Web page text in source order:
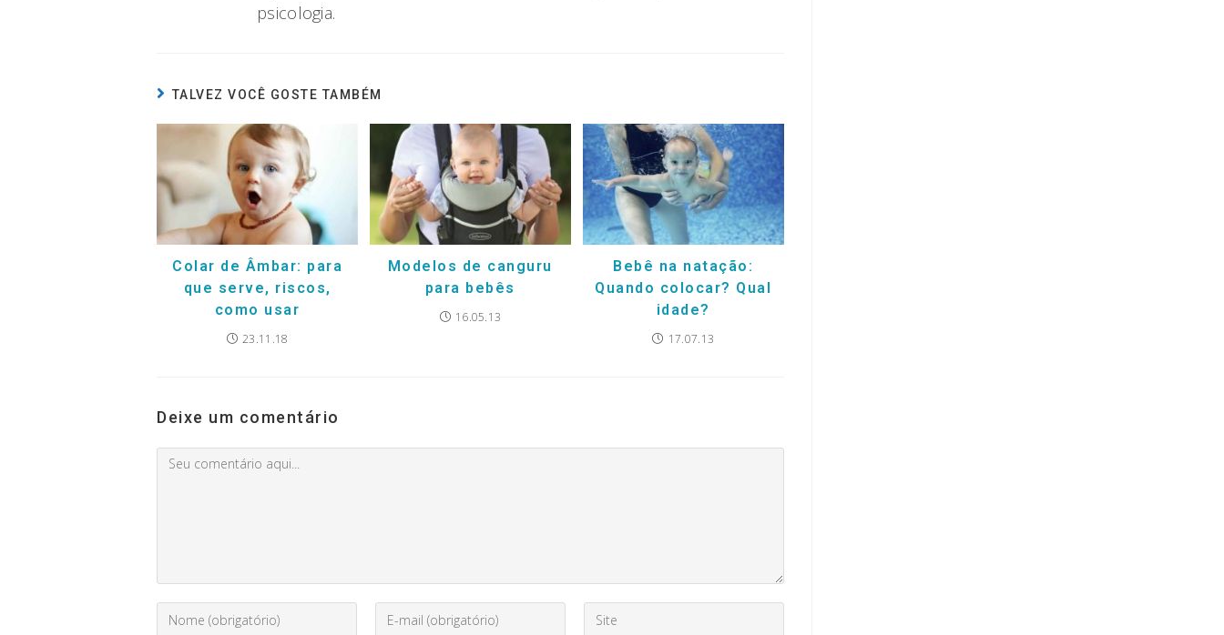
psicologia.
TALVEZ VOCÊ GOSTE TAMBÉM
Colar de Âmbar: para
que serve, riscos,
como usar
23.11.18
Modelos de canguru
para bebês
16.05.13
Bebê na natação:
Quando colocar? Qual
idade?
17.07.13
Deixe um comentário
Comment
seu
your